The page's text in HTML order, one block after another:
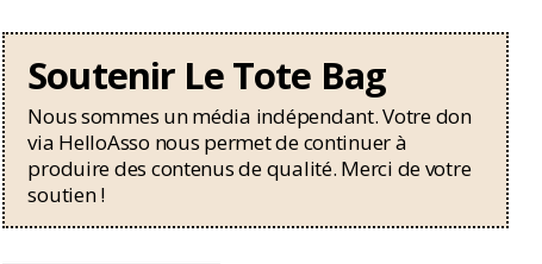
Soutenir Le Tote Bag
Nous sommes un média indépendant. Votre don
via HelloAsso nous permet de continuer à
produire des contenus de qualité. Merci de votre
soutien !